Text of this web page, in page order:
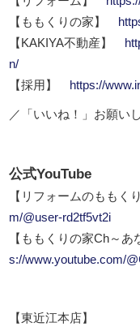
【ももくりの家】
【KAKIYA不動産】
n/
【採用】
https://
／「いいね！」お願い
公式YouTube
【リフォームのもも
m/@user-rd2tf5vt2i
【ももくりの家Ch～
s://www.youtube.com/
【東近江本店】